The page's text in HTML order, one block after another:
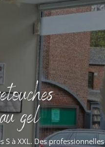
gel
S à XXL. Des professionnelles